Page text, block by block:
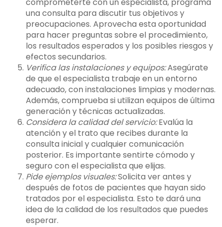
comprometerte con un especialista, programa
una consulta para discutir tus objetivos y
preocupaciones. Aprovecha esta oportunidad
para hacer preguntas sobre el procedimiento,
los resultados esperados y los posibles riesgos y
efectos secundarios.
Verifica las instalaciones y equipos:Asegúrate
de que el especialista trabaje en un entorno
adecuado, con instalaciones limpias y modernas.
Además, comprueba si utilizan equipos de última
generación y técnicas actualizadas.
Considera la calidad del servicio:Evalúa la
atención y el trato que recibes durante la
consulta inicial y cualquier comunicación
posterior. Es importante sentirte cómodo y
seguro con el especialista que elijas.
Pide ejemplos visuales:Solicita ver antes y
después de fotos de pacientes que hayan sido
tratados por el especialista. Esto te dará una
idea de la calidad de los resultados que puedes
esperar.